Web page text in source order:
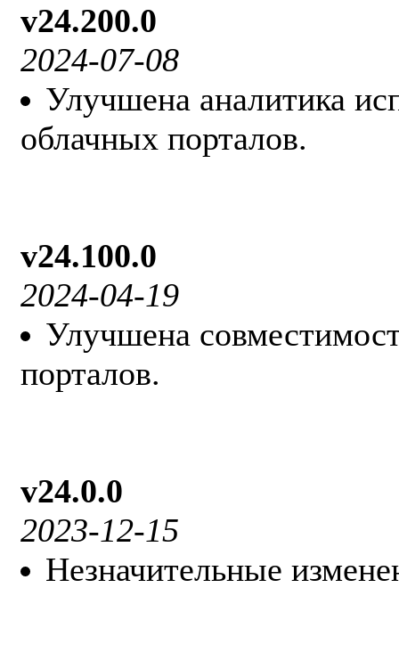
v24.200.0
2024-07-08
Улучшена аналитика
облачных порталов.
v24.100.0
2024-04-19
Улучшена
порталов.
v24.0.0
2023-12-15
Незначительные